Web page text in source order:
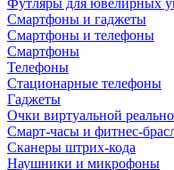
Футляры для ювелирных
Смартфоны и гаджеты
Смартфоны и телефоны
Смартфоны
Телефоны
Стационарные телефоны
Гаджеты
Очки виртуальной
Смарт-часы и фитнес-
Сканеры штрих-кода
Наушники и микрофоны